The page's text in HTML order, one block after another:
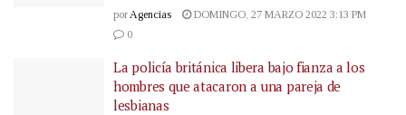
por Agencias
DOMINGO, 27 MARZO 2022 3:13 PM
0
La policía británica libera bajo fianza a los
hombres que atacaron a una pareja de
lesbianas